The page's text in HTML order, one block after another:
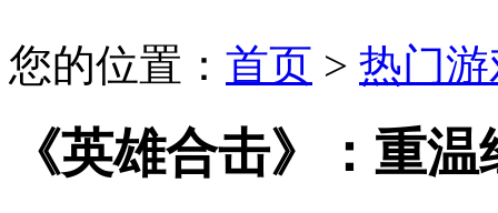
您的位置： 首页 > 热门
《英雄合击》：重